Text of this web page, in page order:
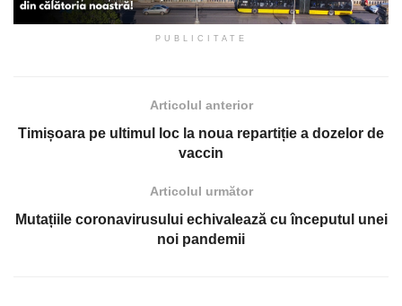
PUBLICITATE
Articolul anterior
Timișoara pe ultimul loc la noua repartiție a dozelor de
vaccin
Articolul următor
Mutațiile coronavirusului echivalează cu începutul unei
noi pandemii